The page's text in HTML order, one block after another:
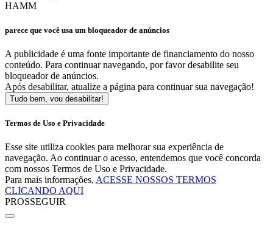
HAMM
parece que você usa um bloqueador de anúncios
A publicidade é uma fonte importante de financiamento do nosso
conteúdo. Para continuar navegando, por favor desabilite seu
bloqueador de anúncios.
Após desabilitar, atualize a página para continuar sua navegação!
Tudo bem, vou desabilitar!
Termos de Uso e Privacidade
Esse site utiliza cookies para melhorar sua experiência de
navegação. Ao continuar o acesso, entendemos que você concorda
com nossos Termos de Uso e Privacidade.
Para mais informações, ACESSE NOSSOS TERMOS
CLICANDO AQUI
PROSSEGUIR